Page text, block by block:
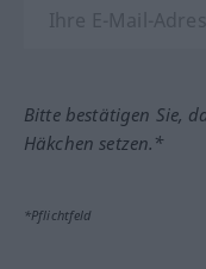
Bitte bestätigen Sie,
Häkchen setzen.*
*Pflichtfeld